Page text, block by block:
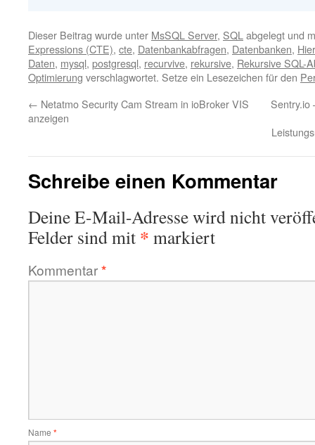
Dieser Beitrag wurde unter MsSQL Server, SQL abgelegt und
Expressions (CTE), cte, Datenbankabfragen, Datenbanken,
Daten, mysql, postgresql, recurvive, rekursive, Rekursive SQL-
Optimierung verschlagwortet. Setze ein Lesezeichen für den
← Netatmo Security Cam Stream in ioBroker VIS
anzeigen
Sentry.io
Schreibe einen Kommentar
Deine E-Mail-Adresse wird nicht
Felder sind mit * markiert
Kommentar*
Name *